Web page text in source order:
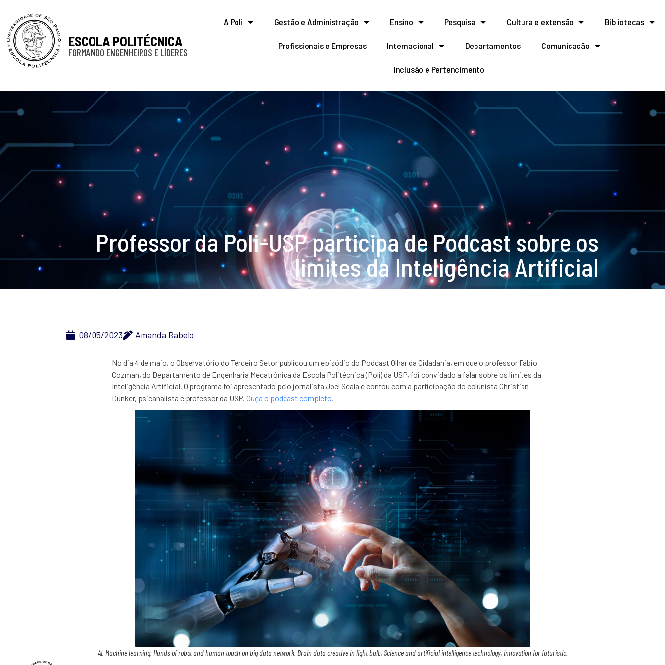
ESCOLA POLITÉCNICA
FORMANDO ENGENHEIROS E LÍDERES
A Poli Gestão e Administração Ensino Pesquisa Cultura e extensão Bibliotecas
Profissionais e Empresas Internacional Departamentos Comunicação
Inclusão e Pertencimento
Professor da Poli-USP participa de Podcast sobre os
limites da Inteligência Artificial
08/05/2023 Amanda Rabelo
No dia 4 de maio, o Observatório do Terceiro Setor publicou um episódio do Podcast Olhar da Cidadania, em que o professor Fábio
Cozman, do Departamento de Engenharia Mecatrônica da Escola Politécnica (Poli) da USP, foi convidado a falar sobre os limites da
Inteligência Artificial. O programa foi apresentado pelo jornalista Joel Scala e contou com a participação do colunista Christian
Dunker, psicanalista e professor da USP. Ouça o podcast completo.
AI, Machine learning, Hands of robot and human touch on big data network, Brain data creative in light bulb, Science and artificial intelligence technology, innovation for futuristic.